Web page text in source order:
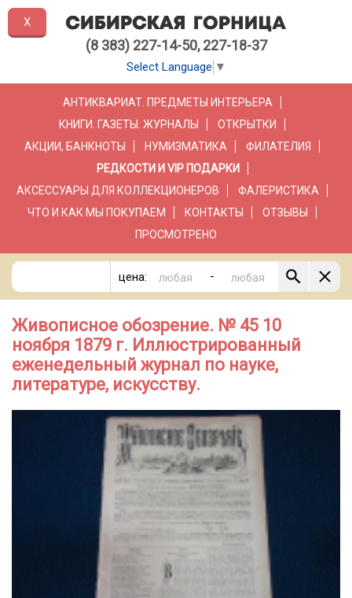
(8 383) 227-14-50, 227-18-37
Select Language ▼
АНТИКВАРИАТ. ПРЕДМЕТЫ ИНТЕРЬЕРА
КНИГИ. ГАЗЕТЫ. ЖУРНАЛЫ
ОТКРЫТКИ
АКЦИИ, БАНКНОТЫ
НУМИЗМАТИКА
ФИЛАТЕЛИЯ
РЕДКОСТИ И VIP ПОДАРКИ
АКСЕССУАРЫ ДЛЯ КОЛЛЕКЦИОНЕРОВ
ФАЛЕРИСТИКА
ЧТО И КАК МЫ ПОКУПАЕМ
КОНТАКТЫ
ОТЗЫВЫ
ПРОСМОТРЕНО
цена: -
Живописное обозрение. № 45 10
ноября 1879 г. Иллюстрированный
еженедельный журнал по науке,
литературе, искусству.
X